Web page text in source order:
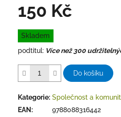
150 Kč
Měrná
cena:
Skladem
podtitul: Více než 300
Do košíku
Kategorie: Společnost a
EAN : 9788088316442